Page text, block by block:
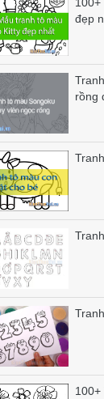
đẹp
rồng
100+